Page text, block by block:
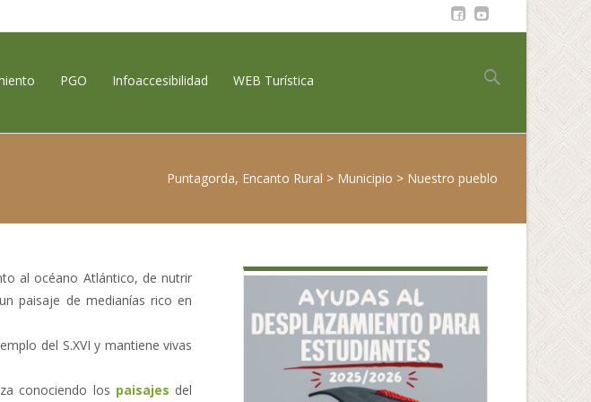
PGO Infoaccesibilidad WEB Turística
Buscar:
Puntagorda, Encanto Rural > Municipio > Nuestro pueblo
al océano Atlántico, de nutrir
paisaje de medianías rico en
del S.XVI y mantiene vivas
conociendo los paisajes del